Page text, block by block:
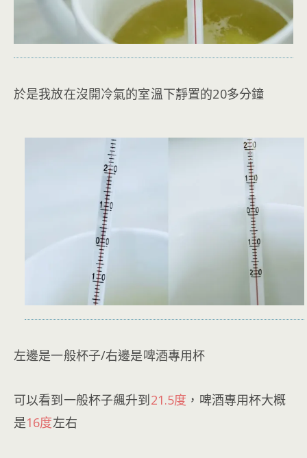
於是我放在沒開冷氣的室溫下靜置的20多分鐘
左邊是一般杯子/右邊是啤酒專用杯
可以看到一般杯子飆升到21.5度 ，啤酒專用杯大概
是16度左右